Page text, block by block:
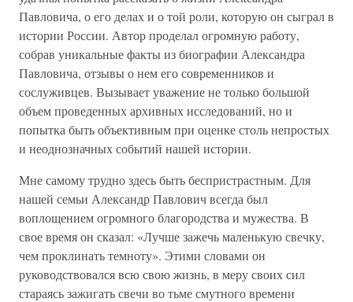
Павловича, о его делах и о той роли, которую он сыграл в
истории России. Автор проделал огромную работу,
собрав уникальные факты из биографии Александра
Павловича, отзывы о нем его современников и
сослуживцев. Вызывает уважение не только большой
объем проведенных архивных исследований, но и
попытка быть объективным при оценке столь непростых
и неоднозначных событий нашей истории.
Мне самому трудно здесь быть беспристрастным. Для
нашей семьи Александр Павлович всегда был
воплощением огромного благородства и мужества. В
свое время он сказал: «Лучше зажечь маленькую свечку,
чем проклинать темноту». Этими словами он
руководствовался всю свою жизнь, в меру своих сил
стараясь зажигать свечи во тьме смутного времени